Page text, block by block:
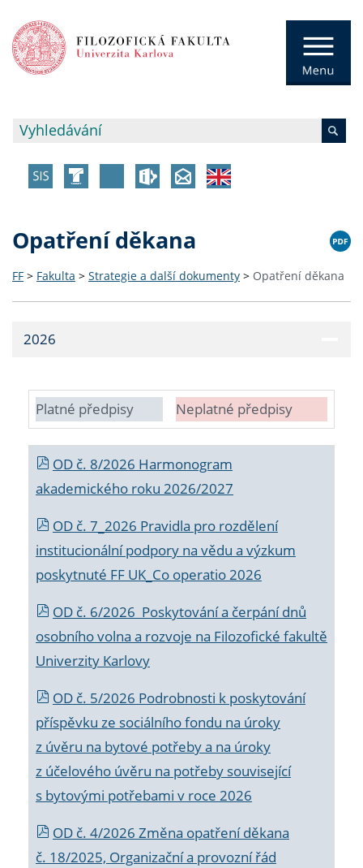
Opatření děkana
FF > Fakulta > Strategie a další dokumenty > Opatření děkana
2026
Platné předpisy Neplatné předpisy
OD č. 8/2026 Harmonogram
akademického roku 2026/2027
OD č. 7_2026 Pravidla pro rozdělení
institucionální podpory na vědu a výzkum
poskytnuté FF UK_Co operatio 2026
OD č. 6/2026 Poskytování a čerpání dnů
osobního volna a rozvoje na Filozofické fakultě
Univerzity Karlovy
OD č. 5/2026 Podrobnosti k poskytování
příspěvku ze sociálního fondu na úroky
z úvěru na bytové potřeby a na úroky
z účelového úvěru na potřeby související
s bytovými potřebami v roce 2026
OD č. 4/2026 Změna opatření děkana
č. 18/2025, Organizační a provozní řád